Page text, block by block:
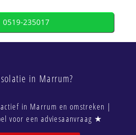
0519-235017
in Marrum?
in Marrum en omstreken |
voor een adviesaanvraag ★